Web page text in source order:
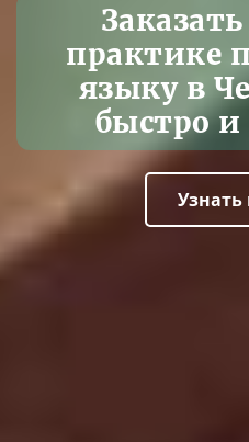
практике
языку в
быстро и
Узнать